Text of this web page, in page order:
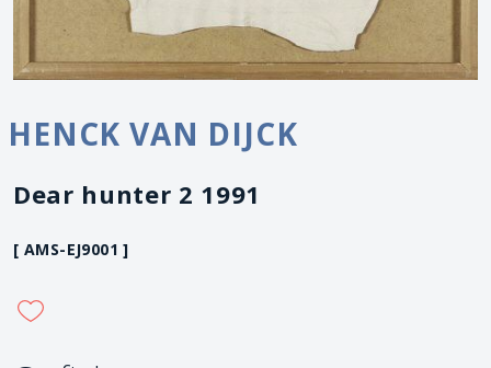
HENCK VAN DIJCK
Dear hunter 2 1991
[ AMS-EJ9001 ]